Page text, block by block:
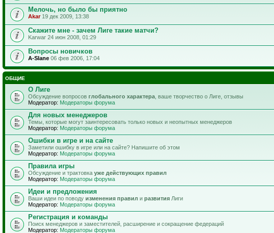
Мелочь, но было бы приятно
Akar19 дек 2009, 13:38
Скажите мне - зачем Лиге такие матчи?
Karwar 24 июн 2008, 01:29
Вопросы новичков
A-Slane 06 фев 2006, 17:04
ОБЩИЕ
О Лиге
Обсуждение вопросов глобального характера , ваше творчество о Лиге, отзывы
Модератор: Модераторы форума
Для новых менеджеров
Темы, которые могут заинтересовать только новых и неопытных менеджеров
Модератор: Модераторы форума
Ошибки в игре и на сайте
Заметили ошибку в игре или на сайте? Напишите об этом
Модератор: Модераторы форума
Правила игры
Обсуждение и трактовка уже действующих правил
Модератор: Модераторы форума
Идеи и предложения
Ваши идеи по поводу изменения правил и развития Лиги
Модератор: Модераторы форума
Регистрация и команды
Поиск менеджеров и заместителей, расширение и сокращение федераций
Модератор: Модераторы форума